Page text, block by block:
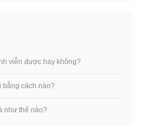
viễn được hay không?
bằng cách nào?
như thế nào?